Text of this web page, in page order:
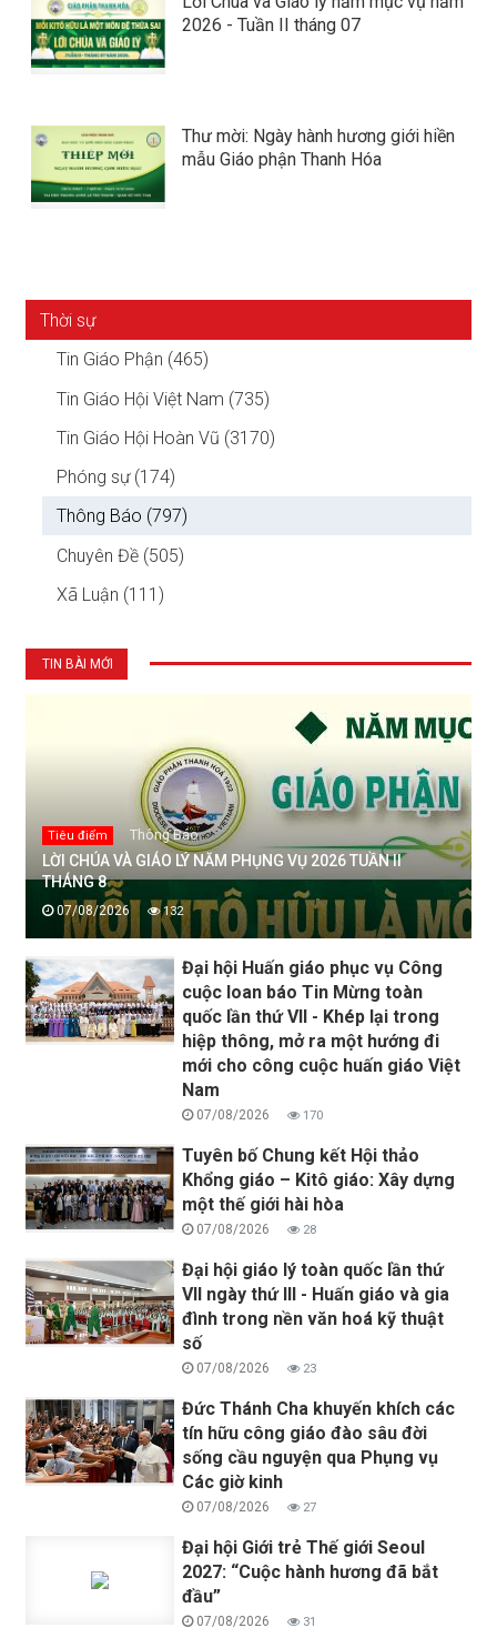
2026 - Tuần II tháng 07
Thư mời: Ngày hành hương giới hiền
mẫu Giáo phận Thanh Hóa
Thời sự
Tin Giáo Phận (465)
Tin Giáo Hội Việt Nam (735)
Tin Giáo Hội Hoàn Vũ (3170)
Phóng sự (174)
Thông Báo (797)
Chuyên Đề (505)
Xã Luận (111)
TIN BÀI MỚI
Tiêu điểm Thông Báo
LỜI CHÚA VÀ GIÁO LÝ NĂM PHỤNG VỤ 2026 TUẦN II
THÁNG 8
07/08/2026 132
Đại hội Huấn giáo phục vụ Công
cuộc loan báo Tin Mừng toàn
quốc lần thứ VII - Khép lại trong
hiệp thông, mở ra một hướng đi
mới cho công cuộc huấn giáo Việt
Nam
07/08/2026 170
Tuyên bố Chung kết Hội thảo
Khổng giáo – Kitô giáo: Xây dựng
một thế giới hài hòa
07/08/2026 28
Đại hội giáo lý toàn quốc lần thứ
VII ngày thứ III - Huấn giáo và gia
đình trong nền văn hoá kỹ thuật
số
07/08/2026 23
Đức Thánh Cha khuyến khích các
tín hữu công giáo đào sâu đời
sống cầu nguyện qua Phụng vụ
Các giờ kinh
07/08/2026 27
Đại hội Giới trẻ Thế giới Seoul
2027: “Cuộc hành hương đã bắt
đầu”
07/08/2026 31